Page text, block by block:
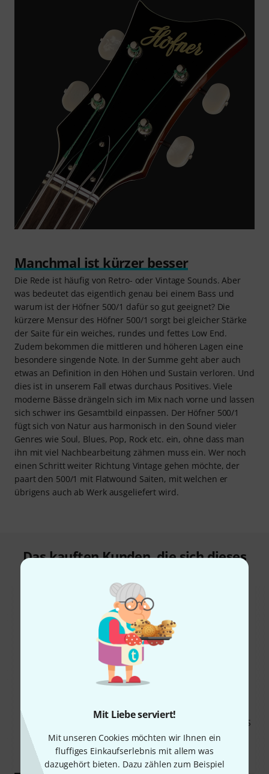
Mit Liebe serviert!
Mit unseren Cookies möchten wir Ihnen ein
fluffiges Einkaufserlebnis mit allem was
dazugehört bieten. Dazu zählen zum Beispiel
Manchmal ist kürzer besser
Die Rede ist häufig von Retro- oder Vintage Sounds. Aber
was bedeutet das eigentlich genau bei einem Bass und
warum ist der Höfner 500/1 dafür so gut geeignet? Die
kürzere Mensur des Höfner 500/1 sorgt bei gleicher Stärke
der Saite für ein weiches, rundes und fettes Low End.
Zudem bekommen die mittleren und höheren Lagen eine
besondere singende Note. In der Summe geht aber auch
etwas an Definition in den Höhen und Sustain verloren. Und
dies ist in unserem Fall etwas durchaus Positives. Viele
moderne Bässe drängeln sich im Mix nach vorne und lassen
sich schwer ins Gesamtbild einpassen. Der Höfner 500/1
fügt sich von Natur aus harmonisch in den Sound vieler
Genres wie Soul, Blues, Pop, Rock etc. ein, ohne dass man
ihn mit viel Nachbearbeitung zähmen muss ein. Wer noch
einen Schritt weiter Richtung Vintage gehen möchte, der
paart den 500/1 mit Flatwound Saiten, mit welchen er
übrigens auch ab Werk ausgeliefert wird.
Das kauften Kunden, die sich dieses
67%
KAUFTEN
2.190 €
KAUFTEN
Harley Benton Beatbass VS
Vintage Series
199 €